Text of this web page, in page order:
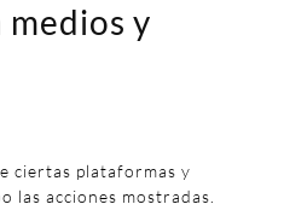
y
ciertas plataformas y
las acciones mostradas.